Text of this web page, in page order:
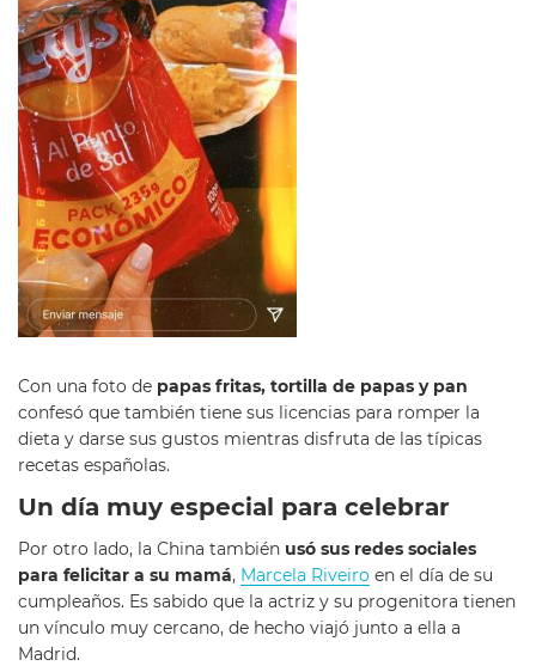
Con una foto de papas fritas, tortilla de papas y pan
confesó que también tiene sus licencias para romper la
dieta y darse sus gustos mientras disfruta de las típicas
recetas españolas.
Un día muy especial para celebrar
Por otro lado, la China también usó sus redes sociales
para felicitar a su mamá, Marcela Riveiro en el día de su
cumpleaños. Es sabido que la actriz y su progenitora tienen
un vínculo muy cercano, de hecho viajó junto a ella a
Madrid.